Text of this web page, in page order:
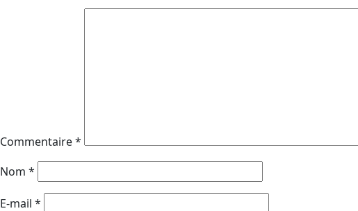
Commentaire*
Nom *
E-mail *